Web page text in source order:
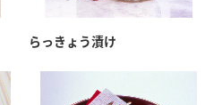
たれ
らっきょう漬け